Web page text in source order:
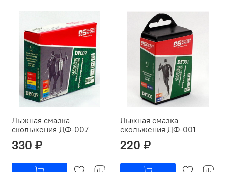
Лыжная смазка
скольжения ДФ-007
330 ₽
Лыжная смазка
скольжения ДФ-001
220 ₽